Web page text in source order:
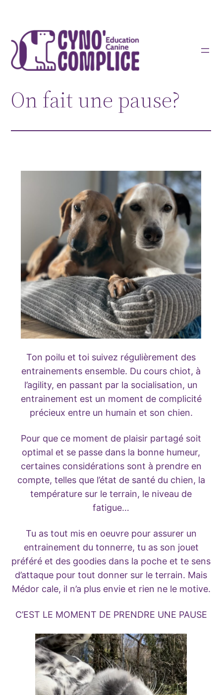
contenu
On fait une pause?
Ton poilu et toi suivez régulièrement des
entrainements ensemble. Du cours chiot, à
l’agility, en passant par la socialisation, un
entrainement est un moment de complicité
précieux entre un humain et son chien.
Pour que ce moment de plaisir partagé soit
optimal et se passe dans la bonne humeur,
certaines considérations sont à prendre en
compte, telles que l’état de santé du chien, la
température sur le terrain, le niveau de
fatigue…
Tu as tout mis en oeuvre pour assurer un
entrainement du tonnerre, tu as son jouet
préféré et des goodies dans la poche et te sens
d’attaque pour tout donner sur le terrain. Mais
Médor cale, il n’a plus envie et rien ne le motive.
C’EST LE MOMENT DE PRENDRE UNE PAUSE